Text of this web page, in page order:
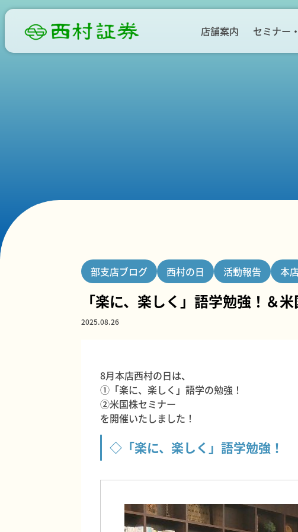
店舗案内 セミナー
部支店ブログ 西村の日 活動報告 本
「楽に、楽しく」語学勉強！＆
2025.08.26
8月本店西村の日は、
①「楽に、楽しく」語学の勉強！
②米国株セミナー
を開催いたしました！
◇「楽に、楽しく」語学勉強！